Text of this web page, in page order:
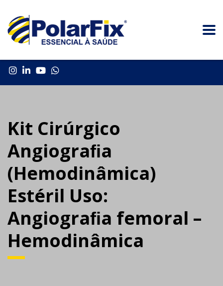
Kit Cirúrgico
Angiograﬁa
(Hemodinâmica)
Estéril Uso:
Angiograﬁa femoral –
Hemodinâmica